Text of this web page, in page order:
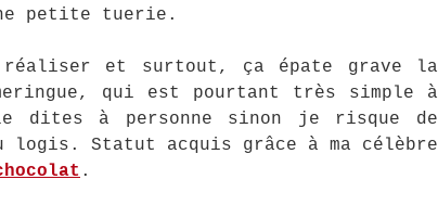
petite tuerie.
et surtout, ça épate grave la
qui est pourtant très simple à
dites à personne sinon je risque de
logis. Statut acquis grâce à ma célèbre
.